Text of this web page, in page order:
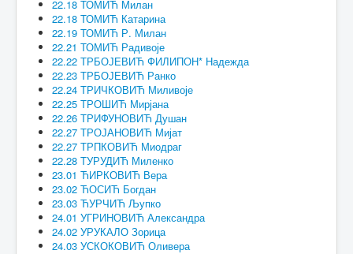
22.18 ТОМИЋ Милан
22.18 ТОМИЋ Катарина
22.19 ТОМИЋ Р. Милан
22.21 ТОМИЋ Радивоје
22.22 ТРБОЈЕВИЋ ФИЛИПОН* Надежда
22.23 ТРБОЈЕВИЋ Ранко
22.24 ТРИЧКОВИЋ Миливоје
22.25 ТРОШИЋ Мирјана
22.26 ТРИФУНОВИЋ Душан
22.27 ТРОЈАНОВИЋ Мијат
22.27 ТРПКОВИЋ Миодраг
22.28 ТУРУДИЋ Миленко
23.01 ЋИРКОВИЋ Вера
23.02 ЋОСИЋ Богдан
23.03 ЋУРЧИЋ Љупко
24.01 УГРИНОВИЋ Александра
24.02 УРУКАЛО Зорица
24.03 УСКОКОВИЋ Оливера